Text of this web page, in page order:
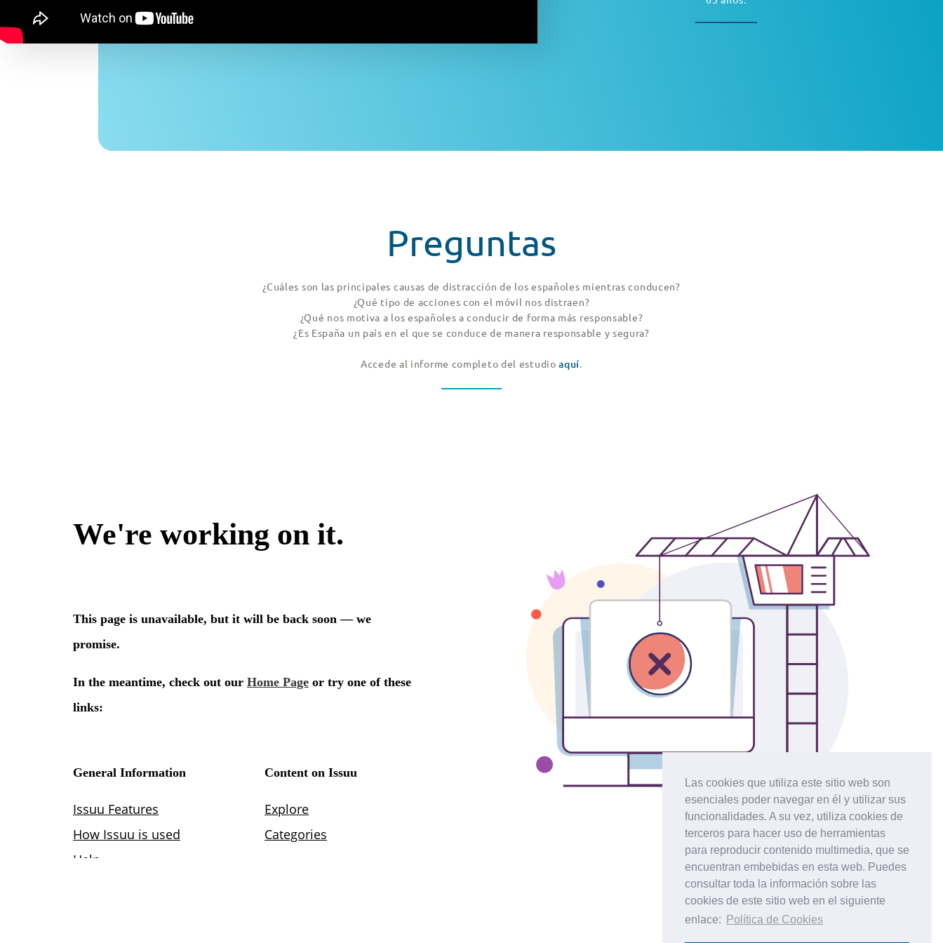
Las cookies que utiliza este sitio web son
esenciales poder navegar en él y utilizar sus
funcionalidades. A su vez, utiliza cookies de
terceros para hacer uso de herramientas
para reproducir contenido multimedia, que se
encuentran embebidas en esta web. Puedes
consultar toda la información sobre las
cookies de este sitio web en el siguiente
enlace:
Política de Cookies
Preguntas
¿Cuáles son las principales causas de distracción de los españoles mientras conducen?
¿Qué tipo de acciones con el móvil nos distraen?
¿Qué nos motiva a los españoles a conducir de forma más responsable?
¿Es España un país en el que se conduce de manera responsable y segura?
Accede al informe completo del estudioaquí.